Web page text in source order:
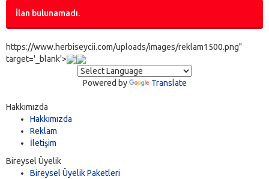
İlan bulunamadı.
https://www.herbiseycii.com/uploads/images/reklam1500.png"
target='_blank'>
Powered by Translate
Hakkımızda
Hakkımızda
Reklam
İletişim
Bireysel Üyelik
Bireysel Üyelik Paketleri